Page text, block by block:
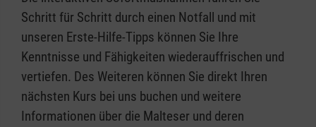
Schritt für Schritt durch einen Notfall und mit
unseren Erste-Hilfe-Tipps können Sie Ihre
Kenntnisse und Fähigkeiten wiederauffrischen und
vertiefen. Des Weiteren können Sie direkt Ihren
nächsten Kurs bei uns buchen und weitere
Informationen über die Malteser und deren